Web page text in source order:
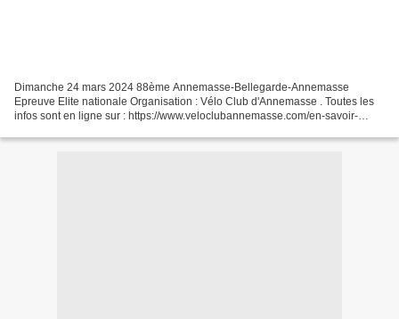
Dimanche 24 mars 2024 88ème Annemasse-Bellegarde-Annemasse
Epreuve Elite nationale Organisation : Vélo Club d'Annemasse . Toutes les
infos sont en ligne sur : https://www.veloclubannemasse.com/en-savoir-